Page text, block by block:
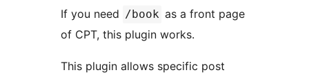
If you need /book as a front page
of CPT, this plugin works.
This plugin allows specific post